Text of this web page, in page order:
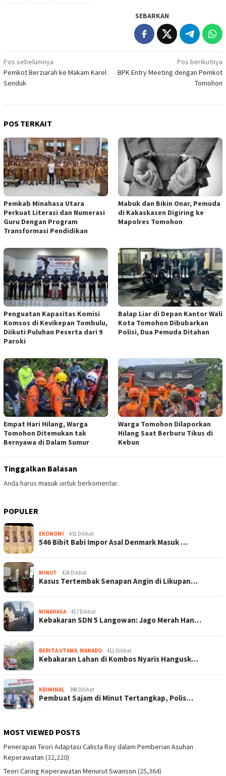
SEBARKAN
Navigasi
pos
Pos sebelumnya
Pemkot Berziarah ke Makam Karel
Senduk
Pos berikutnya
BPK Entry Meeting dengan Pemkot
Tomohon
POS TERKAIT
Pemkab Minahasa Utara
Perkuat Literasi dan Numerasi
Guru Dengan Program
Transformasi Pendidikan
Mabuk dan Bikin Onar, Pemuda
di Kakaskasen Digiring ke
Mapolres Tomohon
Penguatan Kapasitas Komisi
Komsos di Kevikepan Tombulu,
Diikuti Puluhan Peserta dari 9
Paroki
Balap Liar di Depan Kantor Wali
Kota Tomohon Dibubarkan
Polisi, Dua Pemuda Ditahan
Empat Hari Hilang, Warga
Tomohon Ditemukan tak
Bernyawa di Dalam Sumur
Warga Tomohon Dilaporkan
Hilang Saat Berburu Tikus di
Kebun
Tinggalkan Balasan
Anda harus masukuntuk berkomentar.
POPULER
EKONOMI 431 Dilihat
546 Bibit Babi Impor Asal Denmark Masuk …
MINUT 424 Dilihat
Kasus Tertembak Senapan Angin di Likupan…
MINAHASA 417 Dilihat
Kebakaran SDN 5 Langowan: Jago Merah Han…
BERITA UTAMA MANADO 411 Dilihat
Kebakaran Lahan di Kombos Nyaris Hangusk…
KRIMINAL 398 Dilihat
Pembuat Sajam di Minut Tertangkap, Polis…
MOST VIEWED POSTS
Penerapan Teori Adaptasi Calista Roy dalam Pemberian Asuhan
Keperawatan (32,220)
Teori Caring Keperawatan Menurut Swanson (25,364)